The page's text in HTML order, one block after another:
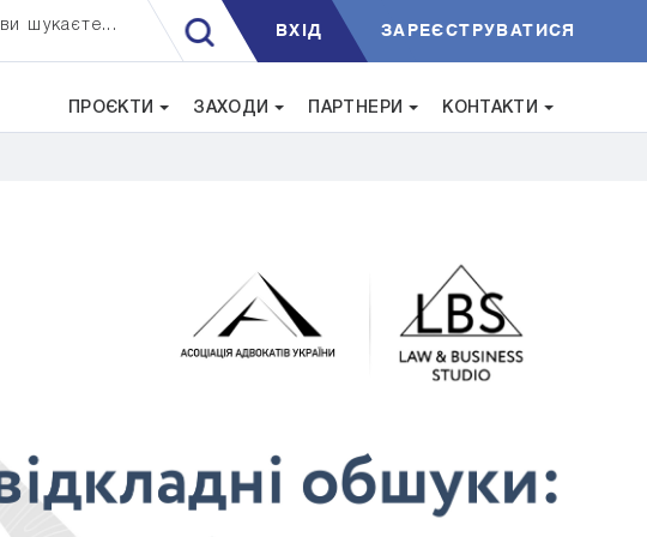
шукаєте... ВXIД ЗАРЕЄСТРУВАТИСЯ
ПРОЄКТИ ЗАХОДИ ПАРТНЕРИ КОНТАКТИ